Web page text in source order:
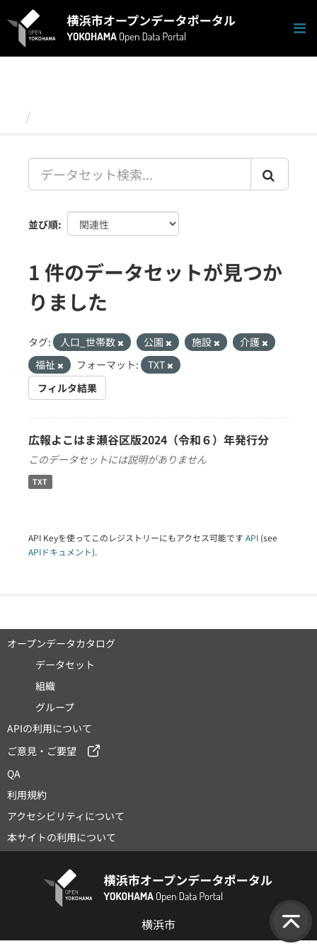
キ
並び順
1 件のデータセットが見つか
りました
タグ: 人口_世帯数 公園 施設
介護
福祉
フォーマット:
TXT
フィルタ結果
広報よこはま瀬谷区版2024（令和６）年発行分
このデータセットには説明がありません
TXT
API Keyを使ってこのレジストリーにもアクセス可能です API (see
APIドキュメント).
オープンデータカタログ
データセット
組織
グループ
APIの利用について
ご意見・ご要望
QA
利用規約
アクセシビリティについて
本サイトの利用について
横浜市